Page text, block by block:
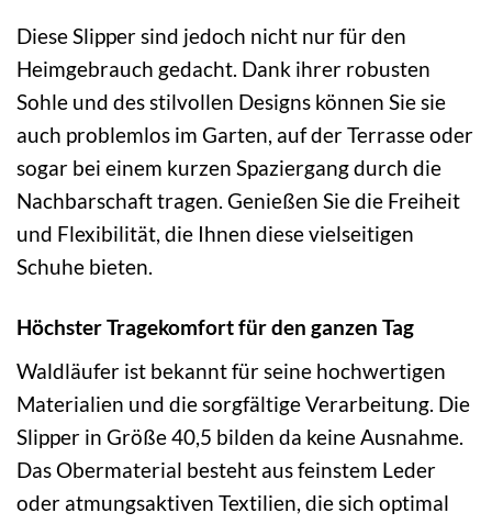
Diese Slipper sind jedoch nicht nur für den
Heimgebrauch gedacht. Dank ihrer robusten
Sohle und des stilvollen Designs können Sie sie
auch problemlos im Garten, auf der Terrasse oder
sogar bei einem kurzen Spaziergang durch die
Nachbarschaft tragen. Genießen Sie die Freiheit
und Flexibilität, die Ihnen diese vielseitigen
Schuhe bieten.
Höchster Tragekomfort für den ganzen Tag
Waldläufer ist bekannt für seine hochwertigen
Materialien und die sorgfältige Verarbeitung. Die
Slipper in Größe 40,5 bilden da keine Ausnahme.
Das Obermaterial besteht aus feinstem Leder
oder atmungsaktiven Textilien, die sich optimal